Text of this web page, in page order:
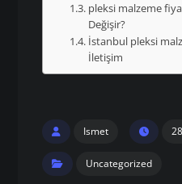
pleksi malzeme
Değişir?
İstanbul pleksi
İletişim
Ismet
Uncategorized